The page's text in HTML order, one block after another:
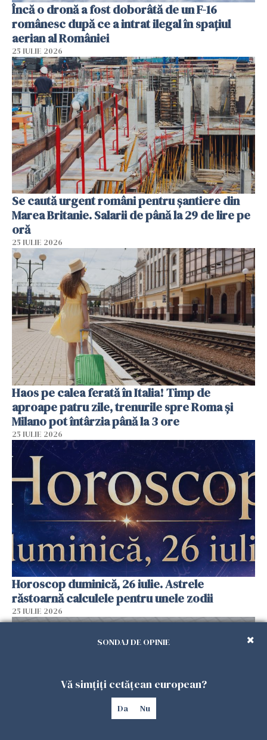
Încă o dronă a fost doborâtă de un F-16
românesc după ce a intrat ilegal în spațiul
aerian al României
25 IULIE 2026
Se caută urgent români pentru șantiere din
Marea Britanie. Salarii de până la 29 de lire pe
oră
25 IULIE 2026
Haos pe calea ferată în Italia! Timp de
aproape patru zile, trenurile spre Roma și
Milano pot întârzia până la 3 ore
25 IULIE 2026
Horoscop duminică, 26 iulie. Astrele
răstoarnă calculele pentru unele zodii
25 IULIE 2026
SONDAJ DE OPINIE
Vă simțiți cetățean european?
Da Nu